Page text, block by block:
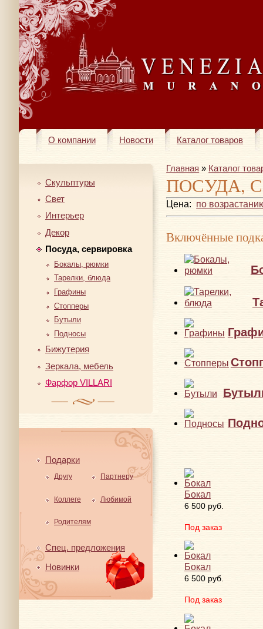
О компании Новости Каталог товаров
Скульптуры
Свет
Интерьер
Декор
Посуда, сервировка
Бокалы, рюмки
Тарелки, блюда
Графины
Стопперы
Бутыли
Подносы
Бижутерия
Зеркала, мебель
Фарфор VILLARI
Подарки
Другу Партнеру
Коллеге Любимой
Родителям
Спец. предложения
Новинки
Главная » Каталог
ПОСУДА,
Цена: по
Включённые
Бокал
6 500 руб.
Под заказ
Бокал
6 500 руб.
Под заказ